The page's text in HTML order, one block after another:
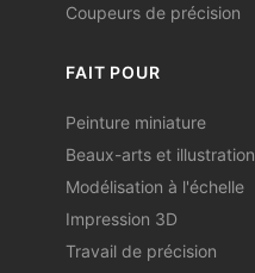
Coupeurs de précision
FAIT POUR
Peinture miniature
Beaux-arts et illustration
Modélisation à l'échelle
Impression 3D
Travail de précision